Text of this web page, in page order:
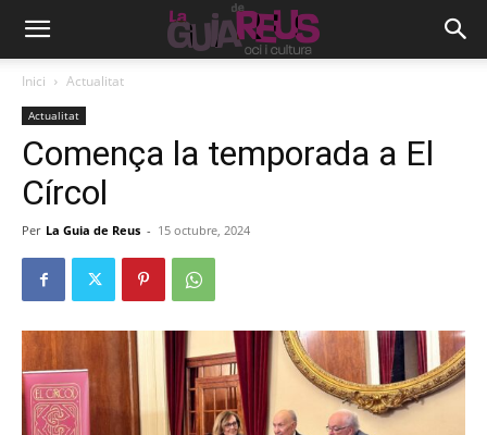
Inici Actualitat
Actualitat
Comença la temporada a El
Círcol
Per La Guia de Reus - 15 octubre, 2024